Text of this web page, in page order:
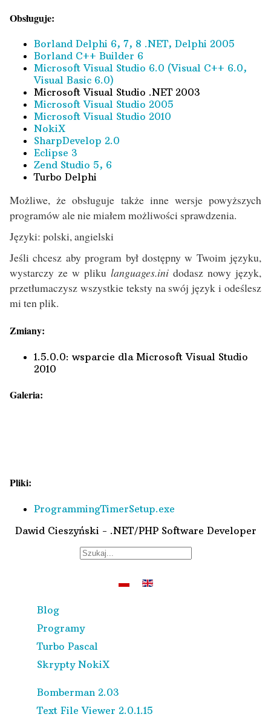
Obsługuje:
Borland Delphi 6, 7, 8 .NET, Delphi 2005
Borland C++ Builder 6
Microsoft Visual Studio 6.0 (Visual C++ 6.0,
Visual Basic 6.0)
Microsoft Visual Studio .NET 2003
Microsoft Visual Studio 2005
Microsoft Visual Studio 2010
NokiX
SharpDevelop 2.0
Eclipse 3
Zend Studio 5, 6
Turbo Delphi
Możliwe, że obsługuje także inne wersje powyższych
programów ale nie miałem możliwości sprawdzenia.
Języki: polski, angielski
Jeśli chcesz aby program był dostępny w Twoim języku,
wystarczy ze w pliku languages.ini dodasz nowy język,
przetłumaczysz wszystkie teksty na swój język i odeślesz
mi ten plik.
Zmiany:
1.5.0.0: wsparcie dla Microsoft Visual Studio
2010
Galeria:
Pliki:
ProgrammingTimerSetup.exe
Dawid Cieszyński - .NET/PHP Software Developer
Blog
Programy
Turbo Pascal
Skrypty NokiX
Bomberman 2.03
Text File Viewer 2.0.1.15